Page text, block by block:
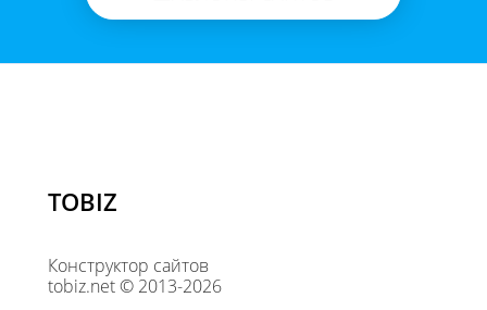
TOBIZ
Конструктор сайтов
tobiz.net © 2013-2026